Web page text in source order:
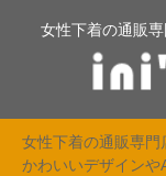
女性下着の通販
女性下着の通販専門
かわいいデザインや